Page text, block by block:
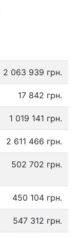
2 063 939 грн.
17 842 грн.
1 019 141 грн.
2 611 466 грн.
502 702 грн.
450 104 грн.
547 312 грн.